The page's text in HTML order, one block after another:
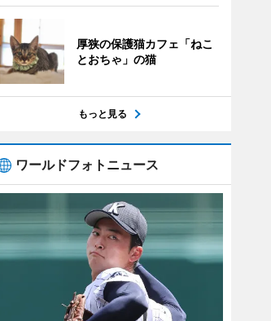
厚狭の保護猫カフェ「ねこ
とおちゃ」の猫
もっと見る
ワールドフォトニュース